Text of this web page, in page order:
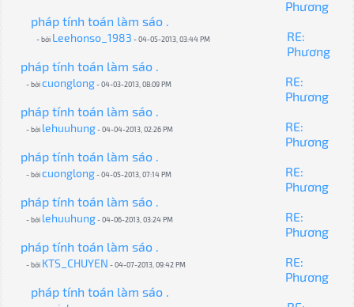
Phương
pháp tính toán làm sáo .
- bởi Leehonso_1983 - 04-05-2013, 03:44 PM
RE:
Phương
pháp tính toán làm sáo .
- bởicuonglong- 04-03-2013, 08:09 PM
RE:
Phương
pháp tính toán làm sáo .
- bởi lehuuhung- 04-04-2013, 02:26 PM
RE:
Phương
pháp tính toán làm sáo .
- bởicuonglong- 04-05-2013, 07:14 PM
RE:
Phương
pháp tính toán làm sáo .
- bởi lehuuhung- 04-06-2013, 03:24 PM
RE:
Phương
pháp tính toán làm sáo .
- bởi KTS_CHUYEN - 04-07-2013, 09:42 PM
RE:
Phương
pháp tính toán làm sáo .